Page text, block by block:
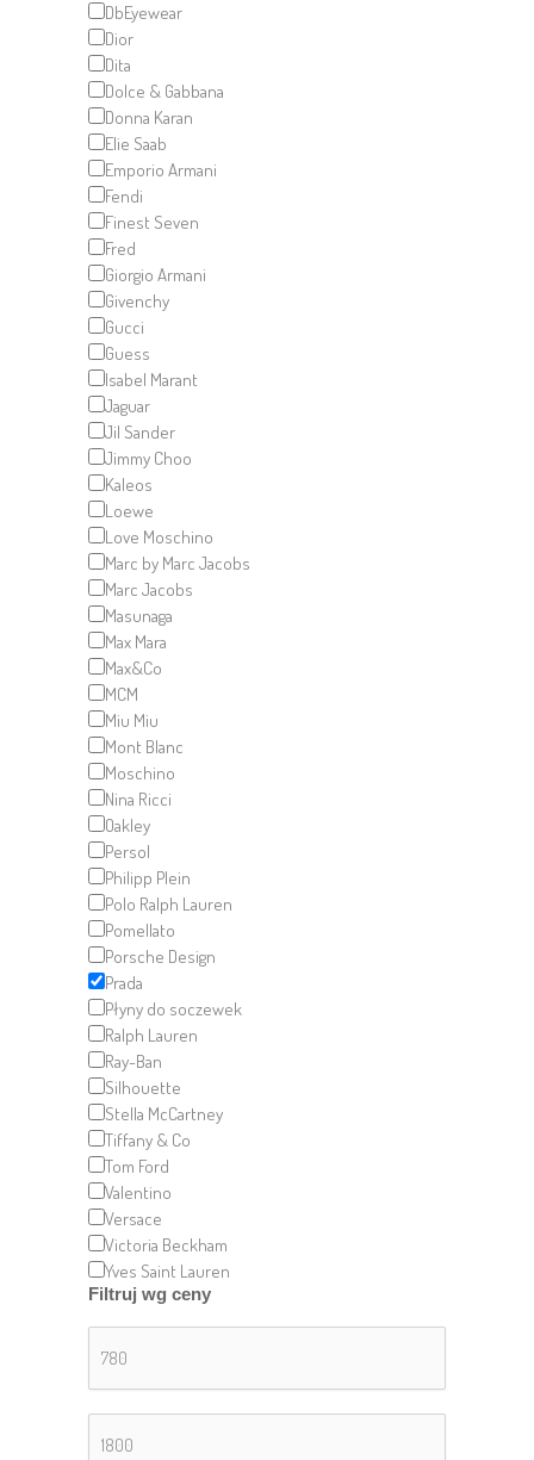
DbEyewear
Dior
Dita
Dolce & Gabbana
Donna Karan
Elie Saab
Emporio Armani
Fendi
Finest Seven
Fred
Giorgio Armani
Givenchy
Gucci
Guess
Isabel Marant
Jaguar
Jil Sander
Jimmy Choo
Kaleos
Loewe
Love Moschino
Marc by Marc Jacobs
Marc Jacobs
Masunaga
Max Mara
Max&Co
MCM
Miu Miu
Mont Blanc
Moschino
Nina Ricci
Oakley
Persol
Philipp Plein
Polo Ralph Lauren
Pomellato
Porsche Design
Prada
Płyny do soczewek
Ralph Lauren
Ray-Ban
Silhouette
Stella McCartney
Tiffany & Co
Tom Ford
Valentino
Versace
Victoria Beckham
Yves Saint Lauren
Filtruj wg ceny